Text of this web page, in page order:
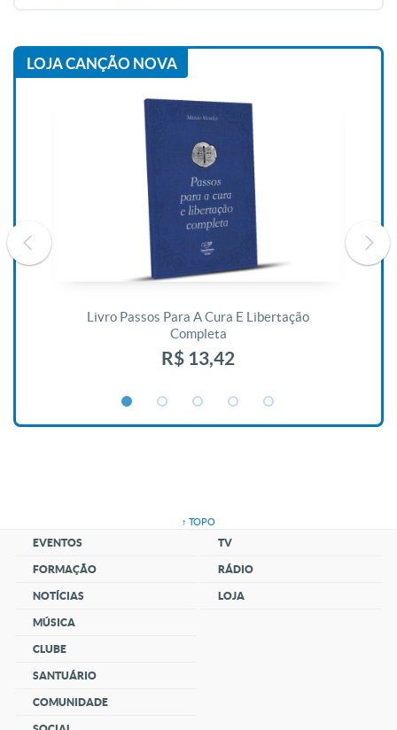
LOJA CANÇÃO NOVA
Livro Passos Para A Cura E Libertação
Completa
R$ 13,42
↑ TOPO
EVENTOS
FORMAÇÃO
NOTÍCIAS
MÚSICA
CLUBE
SANTUÁRIO
COMUNIDADE
TV
RÁDIO
LOJA